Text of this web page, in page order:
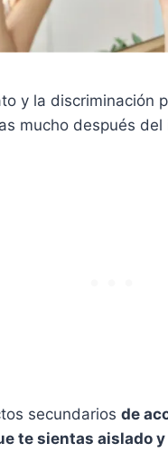
y la discriminación
mucho después del
secundarios de
te sientas aislado